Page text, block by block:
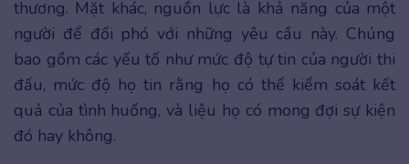
thương. Mặt khác, nguồn lực là khả năng của một
người để đối phó với những yêu cầu này. Chúng
bao gồm các yếu tố như mức độ tự tin của người thi
đấu, mức độ họ tin rằng họ có thể kiểm soát kết
quả của tình huống, và liệu họ có mong đợi sự kiện
đó hay không.